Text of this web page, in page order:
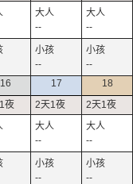
--
--
--
--
16 17
--
--
18
--
--